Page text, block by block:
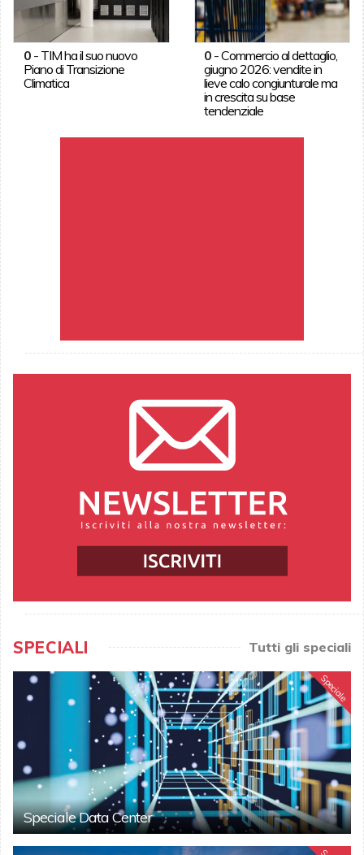
0- TIM ha il suo nuovo
Piano di Transizione
Climatica
0 -Commercio al dettaglio,
giugno 2026: vendite in
lieve calo congiunturale ma
in crescita su base
tendenziale
SPECIALI Tutti gli speciali
Speciale
Speciale Data Center